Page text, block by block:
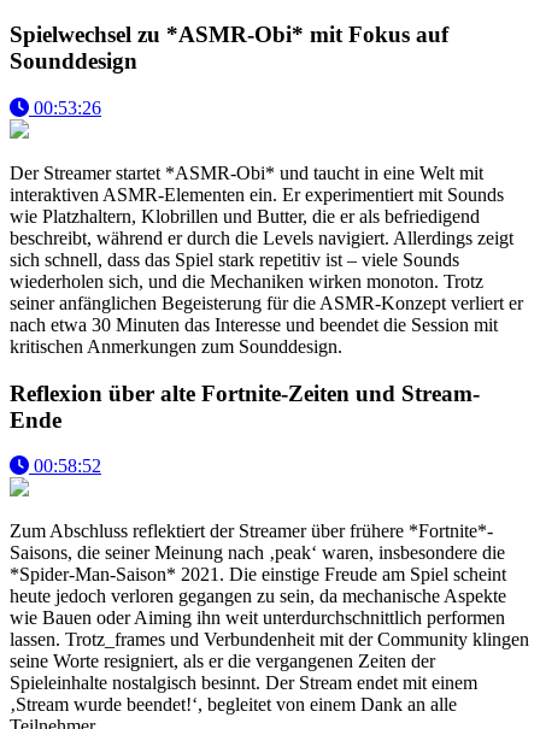
Spielwechsel zu *ASMR-Obi* mit Fokus auf
Sounddesign
00:53:26
Der Streamer startet *ASMR-Obi* und taucht in eine Welt mit
interaktiven ASMR-Elementen ein. Er experimentiert mit Sounds
wie Platzhaltern, Klobrillen und Butter, die er als befriedigend
beschreibt, während er durch die Levels navigiert. Allerdings zeigt
sich schnell, dass das Spiel stark repetitiv ist – viele Sounds
wiederholen sich, und die Mechaniken wirken monoton. Trotz
seiner anfänglichen Begeisterung für die ASMR-Konzept verliert er
nach etwa 30 Minuten das Interesse und beendet die Session mit
kritischen Anmerkungen zum Sounddesign.
Reflexion über alte Fortnite-Zeiten und Stream-
Ende
00:58:52
Zum Abschluss reflektiert der Streamer über frühere *Fortnite*-
Saisons, die seiner Meinung nach ‚peak‘ waren, insbesondere die
*Spider-Man-Saison* 2021. Die einstige Freude am Spiel scheint
heute jedoch verloren gegangen zu sein, da mechanische Aspekte
wie Bauen oder Aiming ihn weit unterdurchschnittlich performen
lassen. Trotz_frames und Verbundenheit mit der Community klingen
seine Worte resigniert, als er die vergangenen Zeiten der
Spieleinhalte nostalgisch besinnt. Der Stream endet mit einem
‚Stream wurde beendet!‘, begleitet von einem Dank an alle